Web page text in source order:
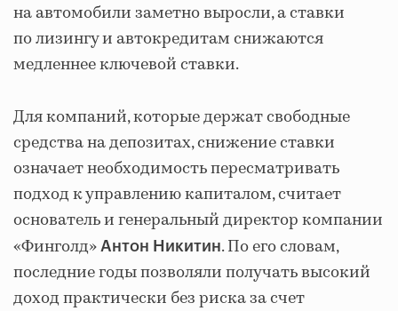
на автомобили заметно выросли, а ставки
по лизингу и автокредитам снижаются
медленнее ключевой ставки.
Для компаний, которые держат свободные
средства на депозитах, снижение ставки
означает необходимость пересматривать
подход к управлению капиталом, считает
основатель и генеральный директор компании
«Финголд» Антон Никитин. По его словам,
последние годы позволяли получать высокий
доход практически без риска за счет